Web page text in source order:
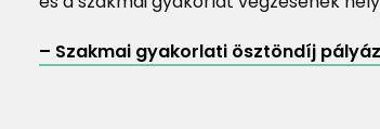
– Szakmai gyakorlati ösztöndíj